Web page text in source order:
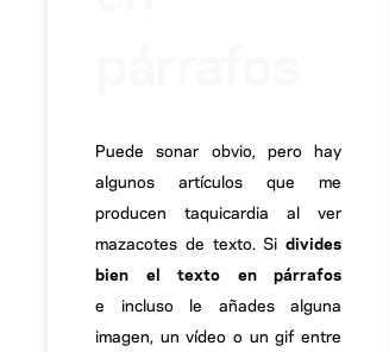
Puede sonar obvio, pero hay
algunos artículos que me
producen taquicardia al ver
mazacotes de texto. Si divides
bien el texto en párrafos
e incluso le añades alguna
imagen, un vídeo o un gif entre